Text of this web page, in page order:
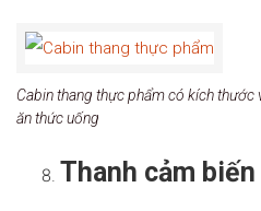
Cabin thang thực phẩm có kích thước
ăn thức uống
Thanh cảm